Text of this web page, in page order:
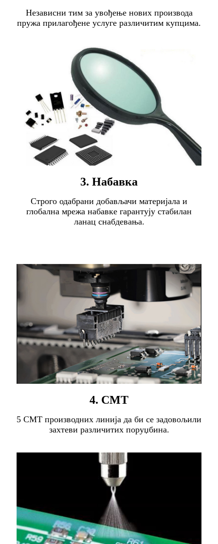
Независни тим за увођење нових производа
пружа прилагођене услуге различитим купцима.
3. Набавка
Строго одабрани добављачи материјала и
глобална мрежа набавке гарантују стабилан
ланац снабдевања.
4. СМТ
5 СМТ производних линија да би се задовољили
захтеви различитих поруџбина.